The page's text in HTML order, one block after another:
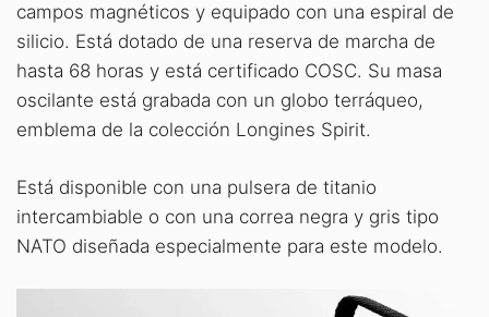
campos magnéticos y equipado con una espiral de
silicio. Está dotado de una reserva de marcha de
hasta 68 horas y está certificado COSC. Su masa
oscilante está grabada con un globo terráqueo,
emblema de la colección Longines Spirit.
Está disponible con una pulsera de titanio
intercambiable o con una correa negra y gris tipo
NATO diseñada especialmente para este modelo.